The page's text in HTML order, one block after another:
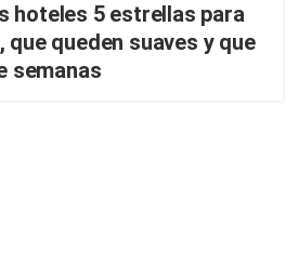
hoteles 5 estrellas para
queden suaves y que
semanas